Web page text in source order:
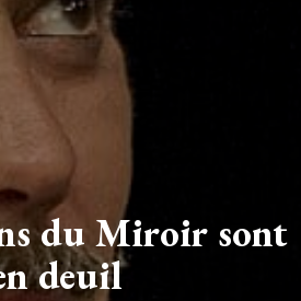
du Miroir sont
deuil